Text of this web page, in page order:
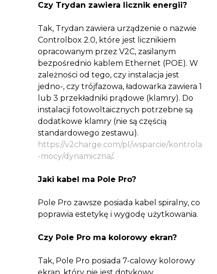
Czy Trydan zawiera licznik energii?
Tak, Trydan zawiera urządzenie o nazwie
Controlbox 2.0, które jest licznikiem
opracowanym przez V2C, zasilanym
bezpośrednio kablem Ethernet (POE). W
zależności od tego, czy instalacja jest
jedno-, czy trójfazowa, ładowarka zawiera 1
lub 3 przekładniki prądowe (klamry). Do
instalacji fotowoltaicznych potrzebne są
dodatkowe klamry (nie są częścią
standardowego zestawu).
https://v2charge.com/pl/wsparcie/kontrola
-mocy/dynamiczna/.
Jaki kabel ma Pole Pro?
Pole Pro zawsze posiada kabel spiralny, co
poprawia estetykę i wygodę użytkowania.
Czy Pole Pro ma kolorowy ekran?
Tak, Pole Pro posiada 7-calowy kolorowy